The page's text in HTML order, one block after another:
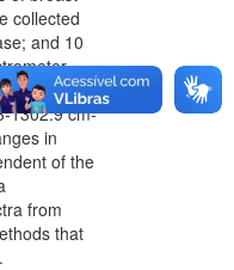
collected
and 10
and
1302.9 cm-
in
of the
from
that